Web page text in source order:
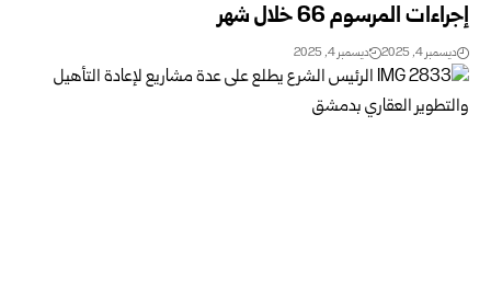
إجراءات المرسوم 66 خلال شهر
ديسمبر 4, 2025 ديسمبر 4, 2025